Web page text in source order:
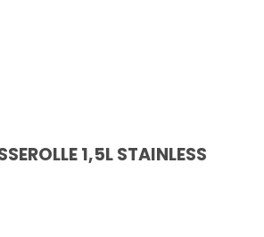
1,5L STAINLESS